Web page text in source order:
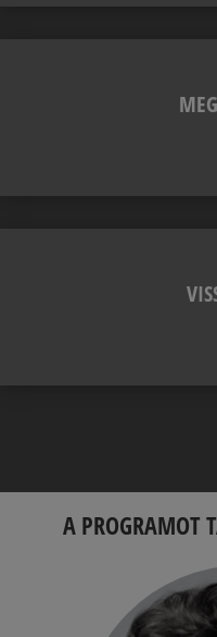
A PROGRAMOT